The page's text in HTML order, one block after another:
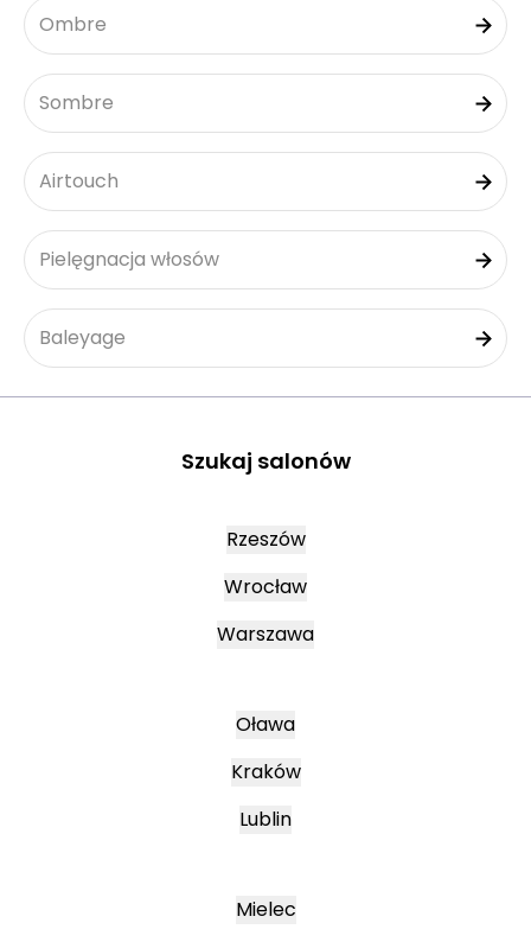
Ombre
Sombre
Airtouch
Pielęgnacja włosów
Baleyage
Szukaj salonów
Rzeszów
Wrocław
Warszawa
Oława
Kraków
Lublin
Mielec